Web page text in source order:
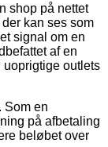
shop på nettet
kan ses som
signal om en
af en
outlets
Som en
på afbetaling
beløbet over